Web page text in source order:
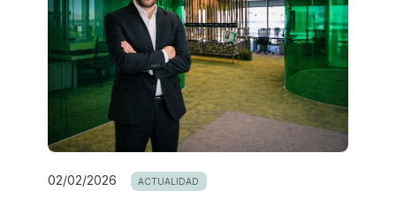
02/02/2026 ACTUALIDAD